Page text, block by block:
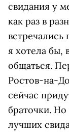
свидания у
как раз в
я хотела
общаться.
Ростов-на-
сейчас
браточки.
лучших